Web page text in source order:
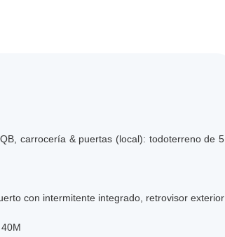
carrocería & puertas (local): todoterreno de 5
con intermitente integrado, retrovisor exterior